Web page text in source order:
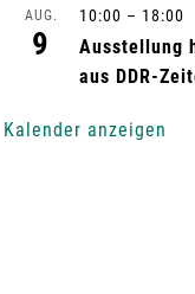
AUG.
9
10:00 – 18:00
Ausstellung
aus DDR-
Kalender anzeigen